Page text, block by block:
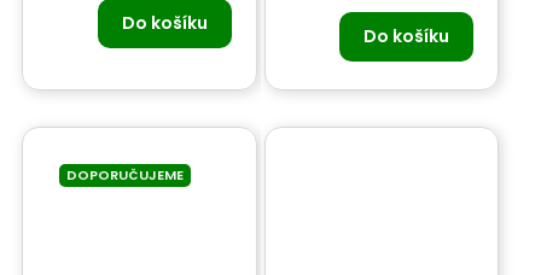
Do košíku
Do košíku
DOPORUČUJEME